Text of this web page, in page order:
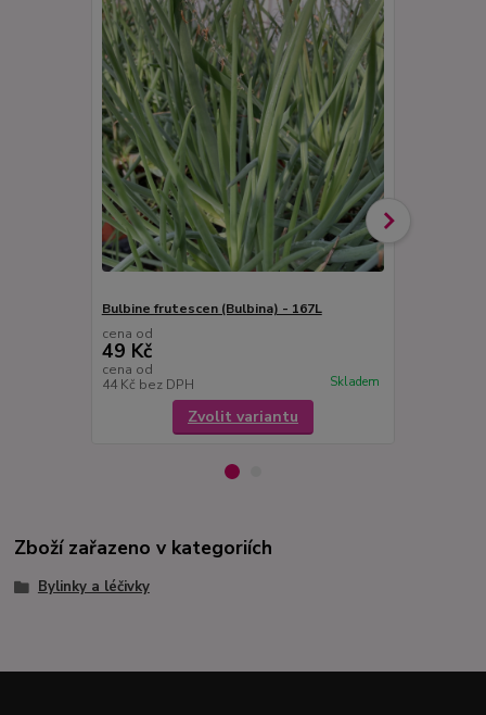
Bulbine frutescen (Bulbina) - 167L
cena od
49 Kč
cena od
44 Kč bez DPH Skladem
Zvolit variantu
Zboží zařazeno v kategoriích
Bylinky a léčivky